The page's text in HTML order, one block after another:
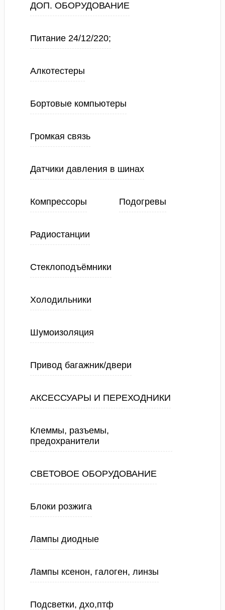
ДОП. ОБОРУДОВАНИЕ
Питание 24/12/220;
Алкотестеры
Бортовые компьютеры
Громкая связь
Датчики давления в шинах
Компрессоры Подогревы
Радиостанции
Стеклоподъёмники
Холодильники
Шумоизоляция
Привод багажник/двери
АКСЕССУАРЫ И ПЕРЕХОДНИКИ
Клеммы, разъемы,
предохранители
СВЕТОВОЕ ОБОРУДОВАНИЕ
Блоки розжига
Лампы диодные
Лампы ксенон, галоген, линзы
Подсветки, дхо,птф